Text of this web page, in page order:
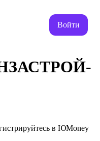
Войти
в ЮMoney